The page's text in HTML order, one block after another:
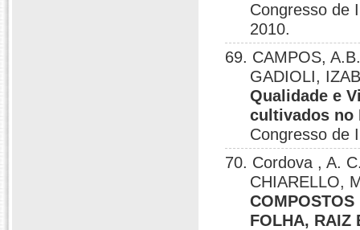
Congresso de
2010.
69. CAMPOS,
GADIOLI,
Qualidade e
cultivados no
Congresso de
70. Cordova , A.
CHIARELLO,
COMPOSTOS
FOLHA, RAIZ